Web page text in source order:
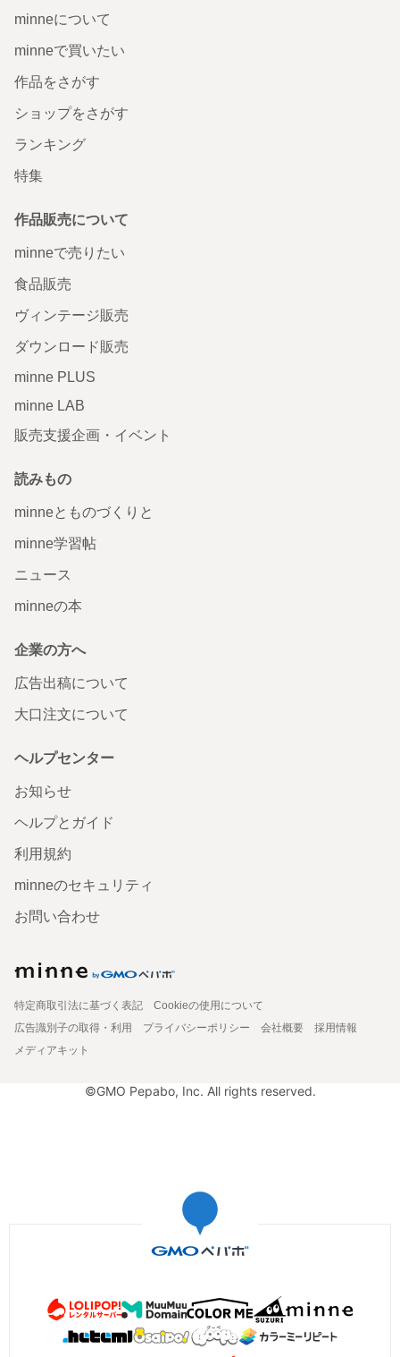
minneについて
minneで買いたい
作品をさがす
ショップをさがす
ランキング
特集
作品販売について
minneで売りたい
食品販売
ヴィンテージ販売
ダウンロード販売
minne PLUS
minne LAB
販売支援企画・イベント
読みもの
minneとものづくりと
minne学習帖
ニュース
minneの本
企業の方へ
広告出稿について
大口注文について
ヘルプセンター
お知らせ
ヘルプとガイド
利用規約
minneのセキュリティ
お問い合わせ
特定商取引法に基づく表記
Cookieの使用について
広告識別子の取得・利用
プライバシーポリシー 会社概要
採用情報
メディアキット
©GMO Pepabo, Inc. All rights reserved.